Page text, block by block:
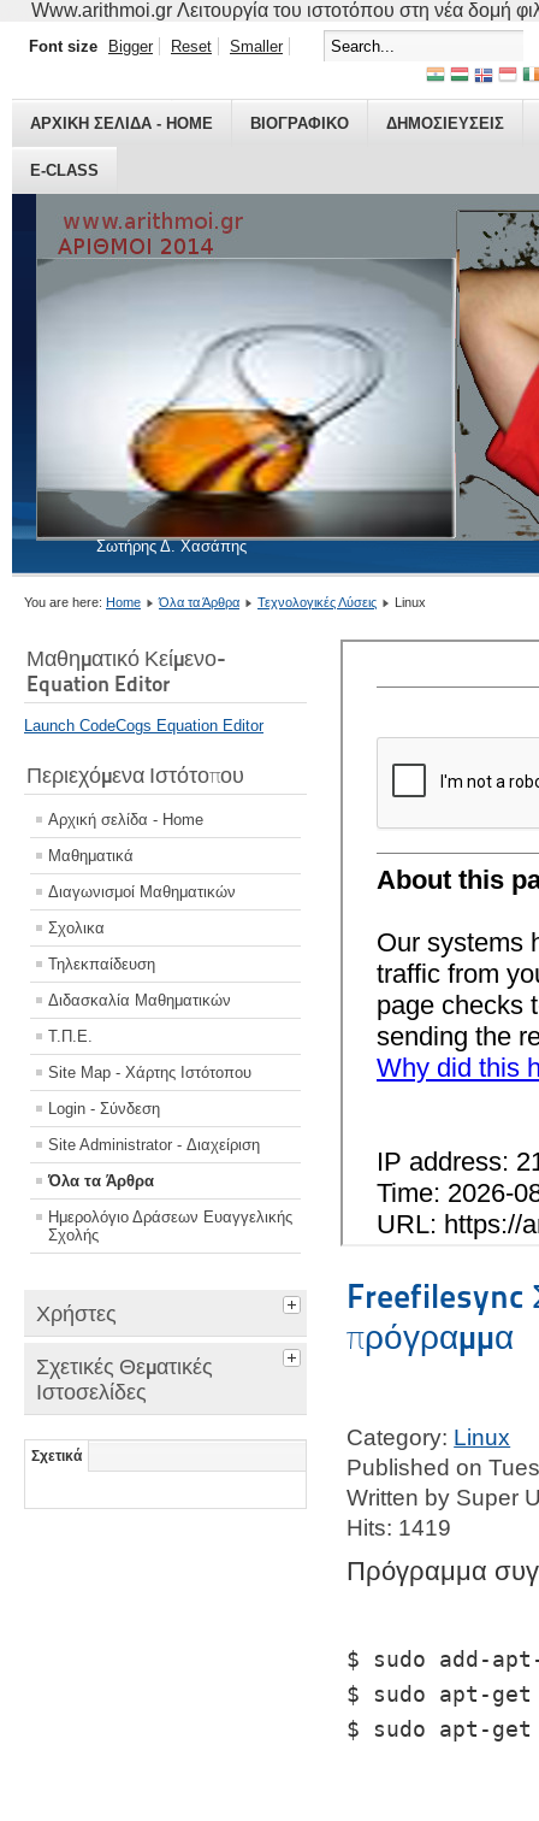
Www.arithmoi.gr Λειτουργία του ιστοτόπου στη νέα δομή
Σωτήρης Δ. Χασάπης
ΑΡΧΙΚΗ ΣΕΛΙΔΑ - HOME ΒΙΟΓΡΑΦΙΚO ΔΗΜΟΣΙΕΥΣΕΙΣ
E-CLASS
Font size Bigger Reset Smaller
You are here: Home Όλα τα Άρθρα Τεχνολογικές Λύσεις Linux
Μαθηματικό Κείμενο-
Equation Editor
Launch CodeCogs Equation Editor
Περιεχόμενα Ιστότοπου
Αρχική σελίδα - Home
Μαθηματικά
Διαγωνισμοί Μαθηματικών
Σχολικα
Τηλεκπαίδευση
Διδασκαλία Μαθηματικών
Τ.Π.Ε.
Site Map - Χάρτης Ιστότοπου
Login - Σύνδεση
Site Administrator - Διαχείριση
Όλα τα Άρθρα
Ημερολόγιο Δράσεων Ευαγγελικής
Σχολής
Χρήστες
Σχετικές Θεματικές
Ιστοσελίδες
Σχετικά
Freefilesync
πρόγραμμα
Category: Linux
Published on
Written by Super
Hits: 1419
Πρόγραμμα
$ sudo add-
$ sudo apt-get
$ sudo apt-